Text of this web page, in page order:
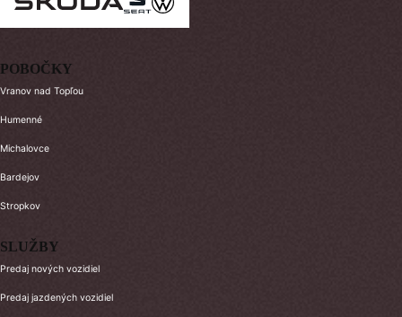
POBOČKY
Vranov nad Topľou
Humenné
Michalovce
Bardejov
Stropkov
SLUŽBY
Predaj nových vozidiel
Predaj jazdených vozidiel